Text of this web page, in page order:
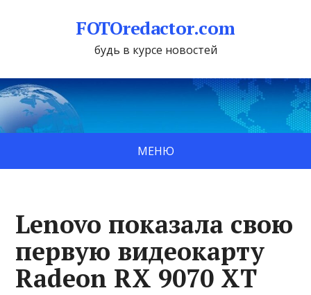
FOTOredactor.com
будь в курсе новостей
МЕНЮ
Lenovo показала свою
первую видеокарту
Radeon RX 9070 XT